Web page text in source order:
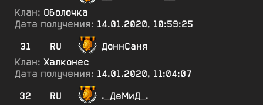
Клан: Оболочка
Дата получения: 14.01.2020, 10:59:25
31
RU
ДоннСаня
Клан: Халконес
Дата получения: 14.01.2020, 11:04:07
32
RU
._ДеМиД_.